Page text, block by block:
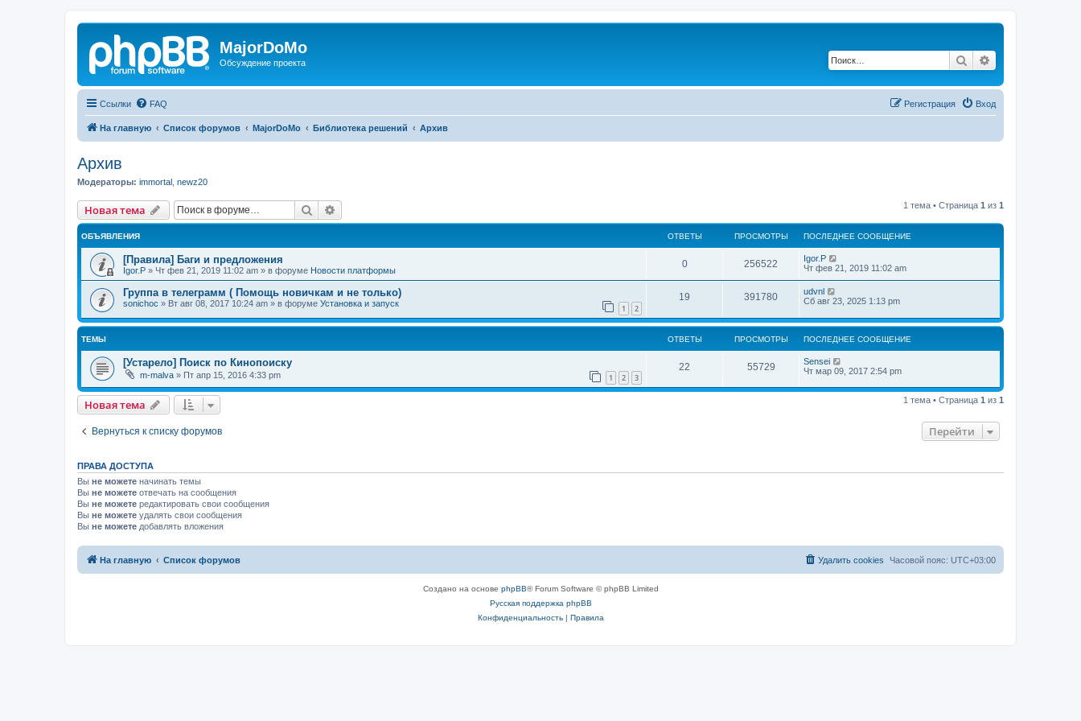
MajorDoMo
Обсуждение проекта Поиск
Ссылки FAQ Вход
Регистрация
На главную Список форумов MajorDoMo Библиотека решений Архив
Архив
Модераторы: immortal newz20
Новая тема Поиск 1 тема • Страница 1 из 1
ОБЪЯВЛЕНИЯ ОТВЕТЫ ПРОСМОТРЫ ПОСЛЕДНЕЕ СООБЩЕНИЕ
[Правила] Баги и предложения
Igor.P » Чт фев 21, 2019 11:02 am » в форуме Новости платформы
0 256522
Igor.P
Чт фев 21, 2019 11:02 am
Группа в телеграмм ( Помощь новичкам и не только)
sonichoc » Вт авг 08, 2017 10:24 am » в форуме Установка и запуск 1 2
19 391780
udvnl
Сб авг 23, 2025 1:13 pm
ТЕМЫ ОТВЕТЫ ПРОСМОТРЫ ПОСЛЕДНЕЕ СООБЩЕНИЕ
[Устарело] Поиск по Кинопоиску
m-malva » Пт апр 15, 2016 4:33 pm 1 2 3
22 55729
Sensei
Чт мар 09, 2017 2:54 pm
Новая тема 1 тема • Страница 1 из 1
Вернуться к списку форумов Перейти
ПРАВА ДОСТУПА
Вы не можете начинать темы
Вы не можете отвечать на сообщения
Вы не можете редактировать свои сообщения
Вы не можете удалять свои сообщения
Вы не можете добавлять вложения
На главную Список форумов Часовой пояс: UTC+03:00
Удалить cookies
Создано на основе phpBB® Forum Software © phpBB Limited
Русская поддержка phpBB
Конфиденциальность| Правила